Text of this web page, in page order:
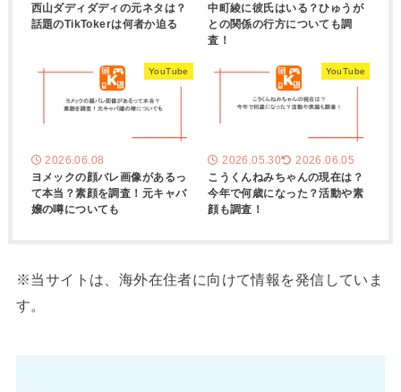
西山ダディダディの元ネタは？
話題のTikTokerは何者か迫る
中町綾に彼氏はいる？ひゅうが
との関係の行方についても調
査！
YouTube
2026.06.08
ヨメックの顔バレ画像があるっ
て本当？素顔を調査！元キャバ
嬢の噂についても
YouTube
2026.05.30 2026.06.05
こうくんねみちゃんの現在は？
今年で何歳になった？活動や素
顔も調査！
※当サイトは、海外在住者に向けて情報を発信していま
す。